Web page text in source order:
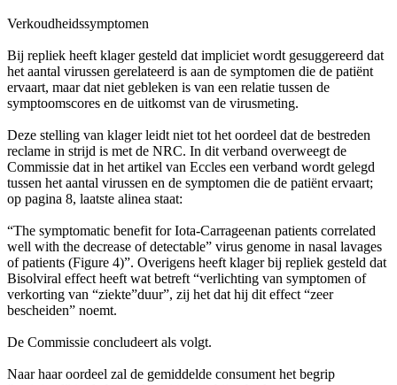
Verkoudheidssymptomen
Bij repliek heeft klager gesteld dat impliciet wordt gesuggereerd dat
het aantal virussen gerelateerd is aan de symptomen die de patiënt
ervaart, maar dat niet gebleken is van een relatie tussen de
symptoomscores en de uitkomst van de virusmeting.
Deze stelling van klager leidt niet tot het oordeel dat de bestreden
reclame in strijd is met de NRC. In dit verband overweegt de
Commissie dat in het artikel van Eccles een verband wordt gelegd
tussen het aantal virussen en de symptomen die de patiënt ervaart;
op pagina 8, laatste alinea staat:
“The symptomatic benefit for Iota-Carrageenan patients correlated
well with the decrease of detectable” virus genome in nasal lavages
of patients (Figure 4)”. Overigens heeft klager bij repliek gesteld dat
Bisolviral effect heeft wat betreft “verlichting van symptomen of
verkorting van “ziekte”duur”, zij het dat hij dit effect “zeer
bescheiden” noemt.
De Commissie concludeert als volgt.
Naar haar oordeel zal de gemiddelde consument het begrip